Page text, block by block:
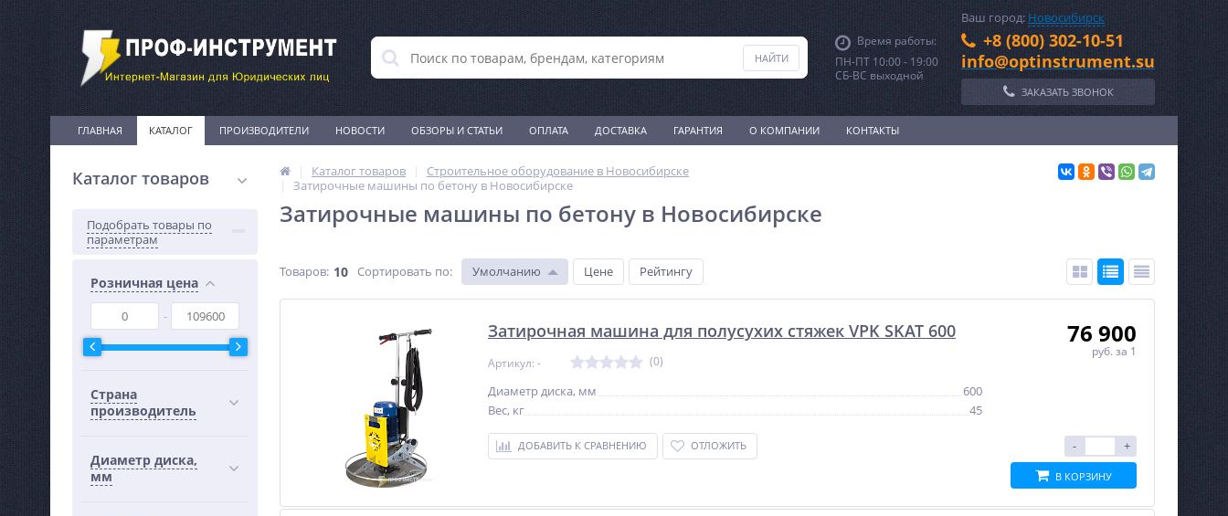
Время работы:
ПН-ПТ 10:00 - 19:00
СБ-ВС выходной
Ваш город: Новосибирск
+8 (800) 302-10-51
info@optinstrument.su
ЗАКАЗАТЬ ЗВОНОК
ГЛАВНАЯ КАТАЛОГ ПРОИЗВОДИТЕЛИ НОВОСТИ ОБЗОРЫ И СТАТЬИ ОПЛАТА ДОСТАВКА ГАРАНТИЯ О КОМПАНИИ КОНТАКТЫ
Каталог товаров
Подобрать товары по
параметрам
Розничная цена
Страна
производитель
Диаметр диска,
мм
Каталог товаров
Строительное оборудование в Новосибирске
Затирочные машины по бетону в Новосибирске
Затирочные машины по бетону в Новосибирске
Товаров: 10 Сортировать по: Умолчанию Цене Рейтингу
Затирочная машина для полусухих стяжек VPK SKAT 600
Артикул: - (0)
Диаметр диска, мм
600
Вес, кг
45
ДОБАВИТЬ К СРАВНЕНИЮ ОТЛОЖИТЬ
76 900
руб. за 1
+
-
В КОРЗИНУ